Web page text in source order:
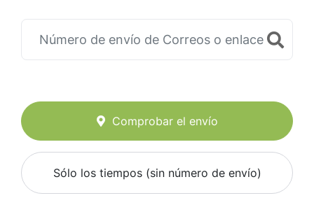
Comprobar el envío
Sólo los tiempos (sin número de envío)